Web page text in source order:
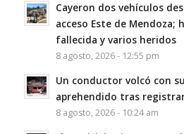
Cayeron dos vehículos
acceso Este de Mendoza;
fallecida y varios heridos
8 agosto, 2026 - 12:55 pm
Un conductor volcó con
aprehendido tras
8 agosto, 2026 - 10:24 am